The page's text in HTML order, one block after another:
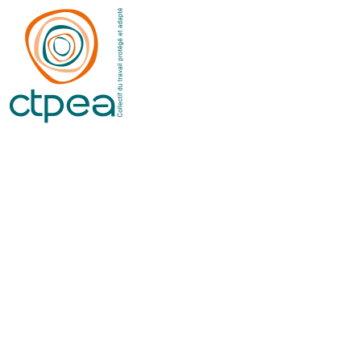
Panneau de gestion des cookies